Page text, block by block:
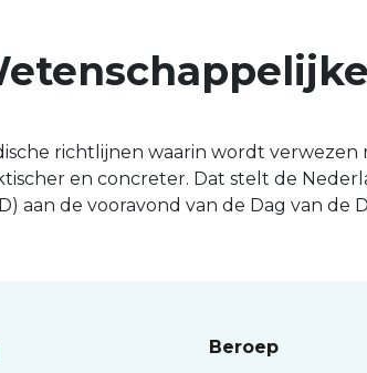
richtlijnen waarin wordt verwezen
en concreter. Dat stelt de
aan de vooravond van de Dag van de
Beroep